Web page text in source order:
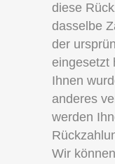
diese
dasselbe
der
eingesetzt
Ihnen
anderes
werden
Wir